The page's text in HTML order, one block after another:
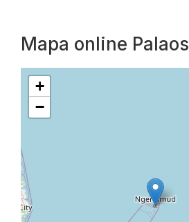
Mapa online Palaos
+
−